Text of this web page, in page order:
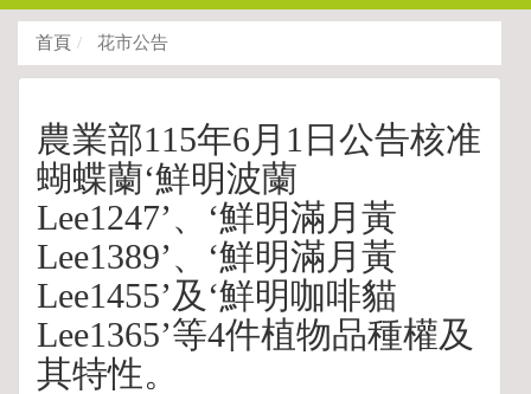
首頁
花市公告
農業部115年6月1日公告核准
蝴蝶蘭‘鮮明波蘭
Lee1247’、‘鮮明滿月黃
Lee1389’、‘鮮明滿月黃
Lee1455’及‘鮮明咖啡貓
Lee1365’等4件植物品種權及
其特性。